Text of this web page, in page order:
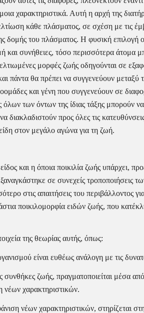
χαρακτηριστικά. Αυτή η αρχή της
κάθε πλάσματος, σε σχέση με τις
δομής του πλάσματος. Η φυσική
και συνήθειες, τόσο περισσότερα άτομα
μορφές ζωής οδηγούνται σε
πάντα θα πρέπει να συγγενεύουν μεταξύ
και γένη που συγγενεύουν σε
των όντων της ίδιας τάξης μπορούν
προς όλες τις
στον μεγάλο αγώνα για τη ζωή.
και η όποια ποικιλία ζωής υπάρχει,
σε συνεχείς τροποποιήσεις
στις απαιτήσεις του περιβάλλοντος
ποικιλομορφία ειδών ζωής, που
της θεωρίας αυτής, όπως:
είναι ευθέως ανάλογη με τις
ζωής, πραγματοποιείται μέσα
νέων χαρακτηριστικών.
νέων χαρακτηριστικών, στηρίζεται